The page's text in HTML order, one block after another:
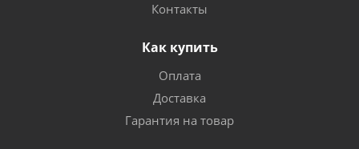
Контакты
Как купить
Оплата
Доставка
Гарантия на товар